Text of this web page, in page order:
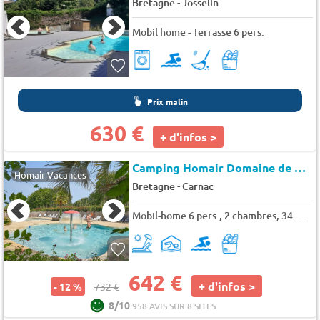
Bretagne Josselin
Mobil home - Terrasse 6 pers.
Prix malin
630 € + d'infos >
Homair Vacances Camping Homair Domaine de Kermario
Bretagne-Carnac
Mobil-home 6 pers., 2 chambres, 34 m² - 39 m²
- 12 % 732 € 642 € + d'infos >
8/10958 AVIS SUR 8 SITES